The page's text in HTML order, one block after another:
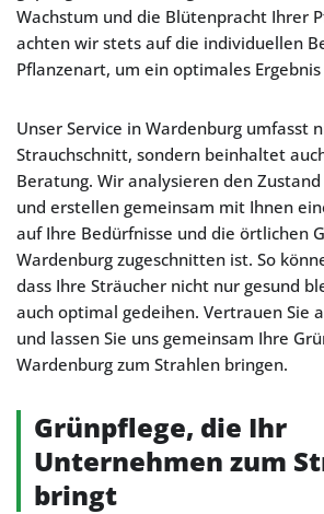
Wachstum und die Blütenpracht Ihrer
achten wir stets auf die individuellen
Pflanzenart, um ein optimales
Unser Service in Wardenburg umfasst
Strauchschnitt, sondern beinhaltet
Beratung. Wir analysieren den
und erstellen gemeinsam mit Ihnen
auf Ihre Bedürfnisse und die örtlichen
Wardenburg zugeschnitten ist. So
dass Ihre Sträucher nicht nur gesund
auch optimal gedeihen. Vertrauen Sie
und lassen Sie uns gemeinsam Ihre
Wardenburg zum Strahlen bringen.
Grünpflege, die Ihr
Unternehmen zum
bringt